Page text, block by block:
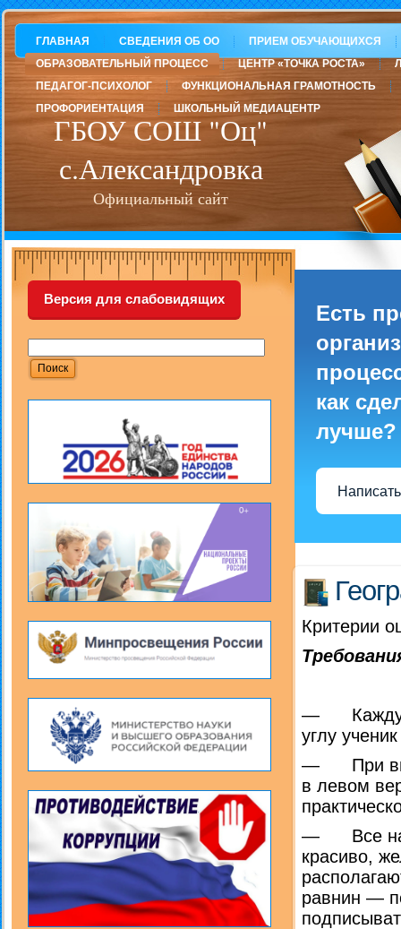
ГБОУ СОШ "Оц"
с.Александровка
Официальный сайт
ГЛАВНАЯ СВЕДЕНИЯ ОБ ОО
ПРИЕМ ОБУЧАЮЩИХСЯ
ОБРАЗОВАТЕЛЬНЫЙ ПРОЦЕСС
ЦЕНТР «ТОЧКА РОСТА»
ПЕДАГОГ-ПСИХОЛОГ
ФУНКЦИОНАЛЬНАЯ ГРАМОТНОСТЬ
ПРОФОРИЕНТАЦИЯ
ШКОЛЬНЫЙ МЕДИАЦЕНТР
Версия для слабовидящих
Есть
как
лучше?
Критерии
— Каждую
углу
— При
в левом
— Все
красиво,
равнин —